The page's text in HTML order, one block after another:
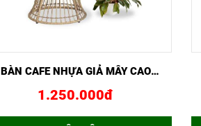
XEM NHANH MUA NGAY
BÀN CAFE NHỰA GIẢ MÂY CAO
1.250.000đ